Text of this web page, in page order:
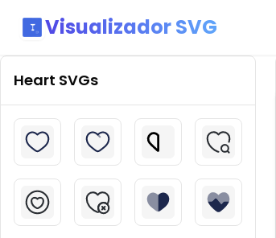
Visualizador SVG
Heart SVGs